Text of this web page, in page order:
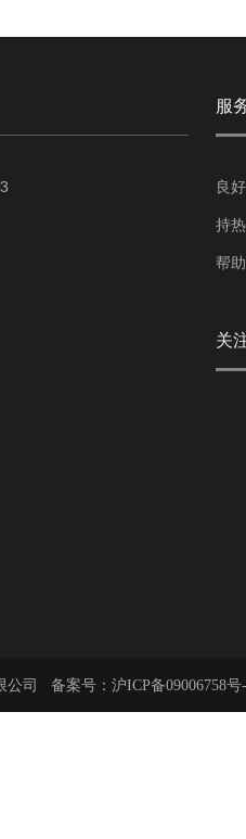
服
良
持
帮
关
公司 备案号： 沪ICP备09006758号